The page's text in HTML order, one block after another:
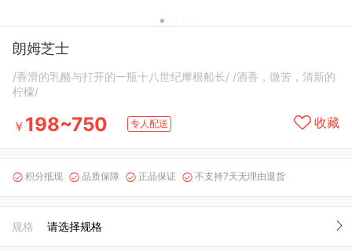
朗姆芝士
/香滑的乳酪与打开的一瓶十八世纪摩根船长/ /酒香，微苦，清新的
柠檬/
￥ 198~750 专人配送 收藏
 积分抵现  品质保障  正品保证  不支持7天无理由退货
规格 请选择规格